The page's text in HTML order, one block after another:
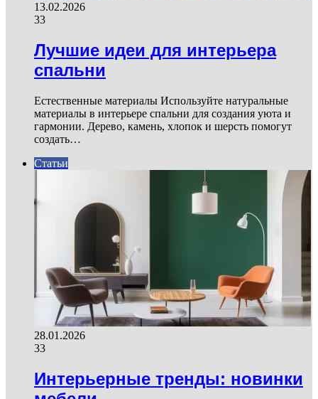
13.02.2026
33
Лучшие идеи для интерьера
спальни
Естественные материалы Используйте натуральные
материалы в интерьере спальни для создания уюта и
гармонии. Дерево, камень, хлопок и шерсть помогут
создать…
Статьи
28.01.2026
33
Интерьерные тренды: новинки